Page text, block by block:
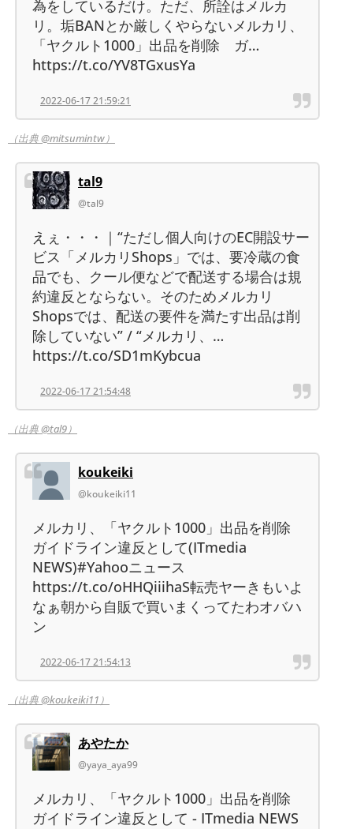
為をしているだけ。ただ、所詮はメルカ
リ。垢BANとか厳しくやらないメルカリ、
「ヤクルト1000」出品を削除 ガ…
https://t.co/YV8TGxusYa
2022-06-17 21:59:21
（出典 @mitsumintw）
tal9
@tal9
えぇ・・・｜“ただし個人向けのEC開設サー
ビス「メルカリShops」では、要冷蔵の食
品でも、クール便などで配送する場合は規
約違反とならない。そのためメルカリ
Shopsでは、配送の要件を満たす出品は削
除していない” / “メルカリ、…
https://t.co/SD1mKybcua
2022-06-17 21:54:48
（出典 @tal9）
koukeiki
@koukeiki11
メルカリ、「ヤクルト1000」出品を削除
ガイドライン違反として(ITmedia
NEWS)#Yahooニュース
https://t.co/oHHQiiihaS転売ヤーきもいよ
なぁ朝から自販で買いまくってたわオバハ
ン
2022-06-17 21:54:13
（出典 @koukeiki11）
あやたか
@yaya_aya99
メルカリ、「ヤクルト1000」出品を削除
ガイドライン違反として - ITmedia NEWS